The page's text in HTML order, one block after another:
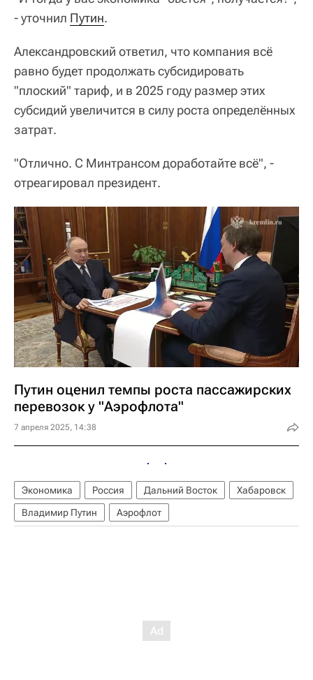
- уточнил Путин.
Александровский ответил, что компания всё
равно будет продолжать субсидировать
"плоский" тариф, и в 2025 году размер этих
субсидий увеличится в силу роста определённых
затрат.
"Отлично. С Минтрансом доработайте всё", -
отреагировал президент.
Путин оценил темпы роста пассажирских
перевозок у "Аэрофлота"
7 апреля 2025, 14:38
Экономика Россия Дальний Восток
Хабаровск
Владимир Путин
Аэрофлот